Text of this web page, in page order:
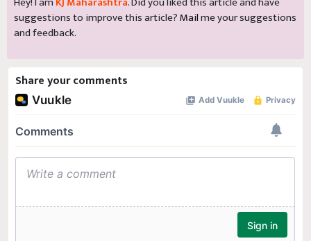
suggestions to improve this article?Mailme your suggestions
and feedback.
Share your comments